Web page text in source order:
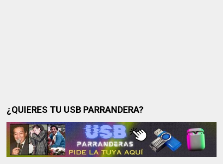
¿QUIERES TU USB PARRANDERA?